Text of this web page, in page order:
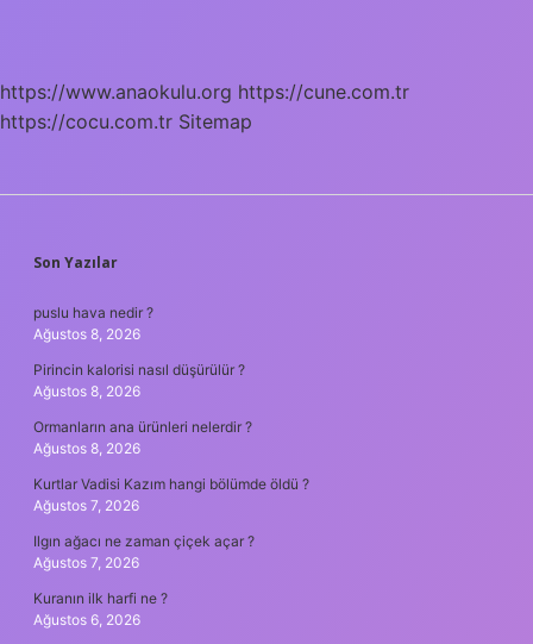
https://www.anaokulu.org https://cune.com.tr
https://cocu.com.tr Sitemap
SIDEBAR
Son Yazılar
puslu hava nedir ?
Ağustos 8, 2026
Pirincin kalorisi nasıl düşürülür ?
Ağustos 8, 2026
Ormanların ana ürünleri nelerdir ?
Ağustos 8, 2026
Kurtlar Vadisi Kazım hangi bölümde öldü ?
Ağustos 7, 2026
Ilgın ağacı ne zaman çiçek açar ?
Ağustos 7, 2026
Kuranın ilk harfi ne ?
Ağustos 6, 2026